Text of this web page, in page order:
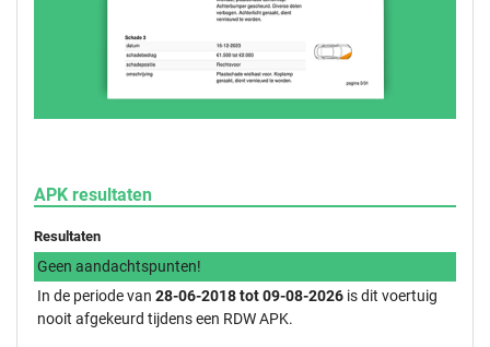
APK resultaten
Resultaten
Geen aandachtspunten!
In de periode van 28-06-2018 tot 09-08-2026 is dit voertuig
nooit afgekeurd tijdens een RDW APK.